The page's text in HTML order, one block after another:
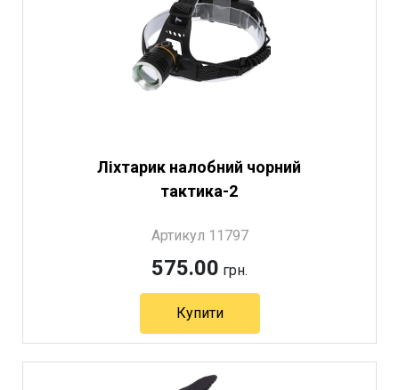
Ліхтарик налобний чорний
тактика-2
Артикул 11797
575.00 грн.
Купити